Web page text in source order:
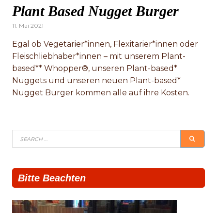
Plant Based Nugget Burger
Posted
11. Mai 2021
Egal ob Vegetarier*innen, Flexitarier*innen oder
Fleischliebhaber*innen – mit unserem Plant-
based** Whopper®, unseren Plant-based*
Nuggets und unseren neuen Plant-based*
Nugget Burger kommen alle auf ihre Kosten.
Search
for:
Bitte Beachten